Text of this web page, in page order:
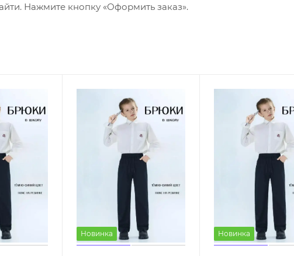
Нажмите кнопку «Оформить заказ».
Новинка Новинка